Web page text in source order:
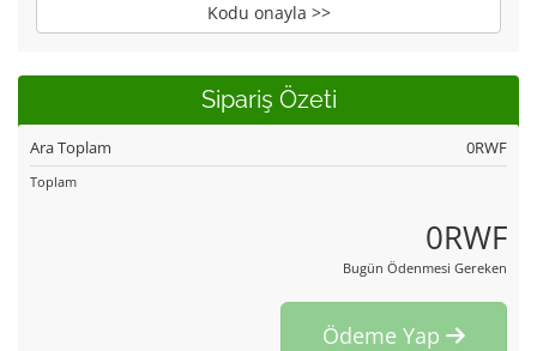
Kodu onayla >>
Sipariş Özeti
Ara Toplam 0RWF
Toplam
0RWF
Bugün Ödenmesi Gereken
Ödeme Yap